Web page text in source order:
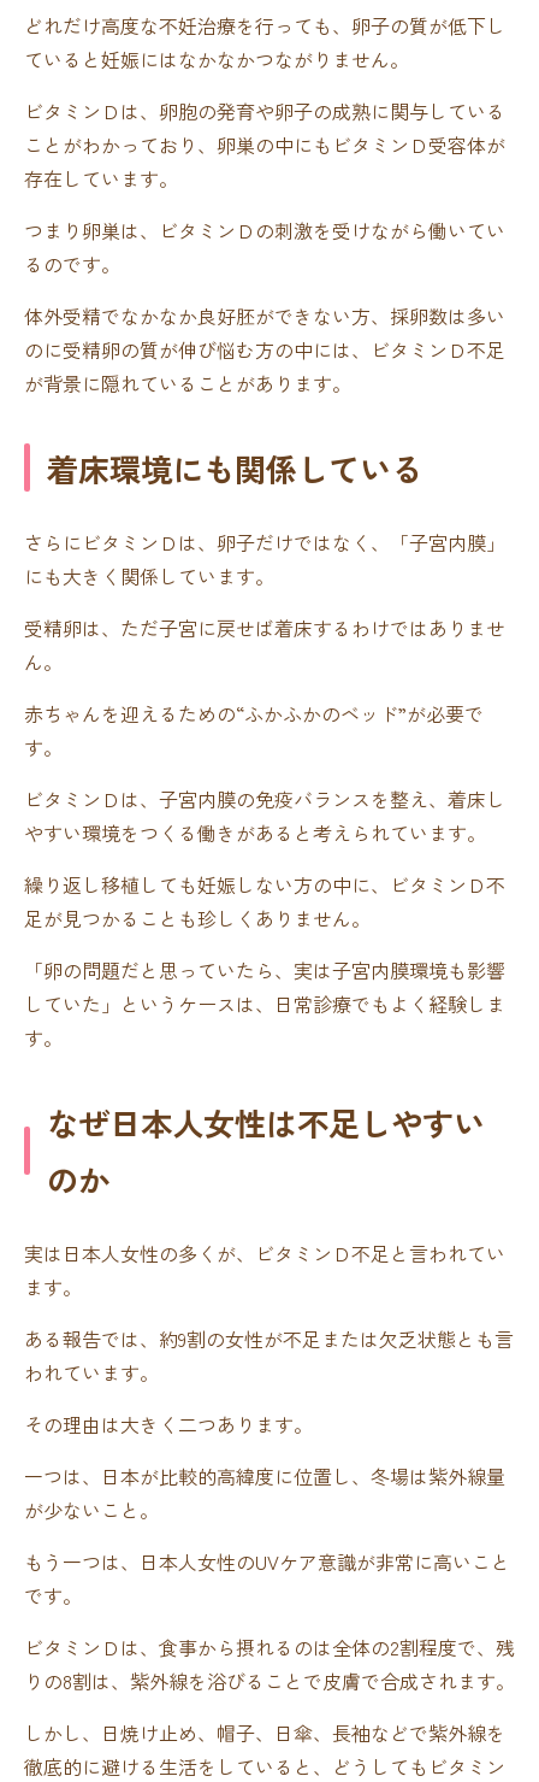
どれだけ高度な不妊治療を行っても、卵子の質が低下し
ていると妊娠にはなかなかつながりません。
ビタミンＤは、卵胞の発育や卵子の成熟に関与している
ことがわかっており、卵巣の中にもビタミンＤ受容体が
存在しています。
つまり卵巣は、ビタミンＤの刺激を受けながら働いてい
るのです。
体外受精でなかなか良好胚ができない方、採卵数は多い
のに受精卵の質が伸び悩む方の中には、ビタミンＤ不足
が背景に隠れていることがあります。
着床環境にも関係している
さらにビタミンＤは、卵子だけではなく、「子宮内膜」
にも大きく関係しています。
受精卵は、ただ子宮に戻せば着床するわけではありませ
ん。
赤ちゃんを迎えるための“ふかふかのベッド”が必要で
す。
ビタミンＤは、子宮内膜の免疫バランスを整え、着床し
やすい環境をつくる働きがあると考えられています。
繰り返し移植しても妊娠しない方の中に、ビタミンＤ不
足が見つかることも珍しくありません。
「卵の問題だと思っていたら、実は子宮内膜環境も影響
していた」というケースは、日常診療でもよく経験しま
す。
なぜ日本人女性は不足しやすい
のか
実は日本人女性の多くが、ビタミンＤ不足と言われてい
ます。
ある報告では、約9割の女性が不足または欠乏状態とも言
われています。
その理由は大きく二つあります。
一つは、日本が比較的高緯度に位置し、冬場は紫外線量
が少ないこと。
もう一つは、日本人女性のUVケア意識が非常に高いこと
です。
ビタミンＤは、食事から摂れるのは全体の2割程度で、残
りの8割は、紫外線を浴びることで皮膚で合成されます。
しかし、日焼け止め、帽子、日傘、長袖などで紫外線を
徹底的に避ける生活をしていると、どうしてもビタミン